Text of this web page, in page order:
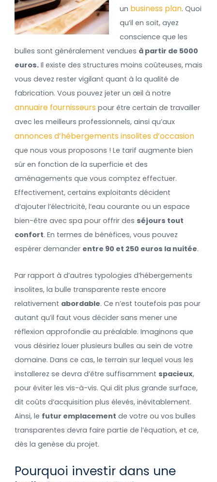
un business plan. Quoi
qu’il en soit, ayez
conscience que les
bulles sont généralement vendues à partir de 5000
euros. Il existe des structures moins coûteuses, mais
vous devez rester vigilant quant à la qualité de
fabrication. Vous pouvez jeter un œil à notre
annuaire fournisseurs pour être certain de travailler
avec les meilleurs professionnels, ainsi qu’aux
annonces d’hébergements insolites d’occasion
que nous vous proposons ! Le tarif augmente bien
sûr en fonction de la superficie et des
aménagements que vous comptez effectuer.
Effectivement, certains exploitants décident
d’ajouter l’électricité, l’eau courante ou un espace
bien-être avec spa pour offrir des séjours tout
confort. En termes de bénéfices, vous pouvez
espérer demander entre 90 et 250 euros la nuitée.
Par rapport à d’autres typologies d’hébergements
insolites, la bulle transparente reste encore
relativement abordable. Ce n’est toutefois pas pour
autant qu’il faut vous décider sans mener une
réflexion approfondie au préalable. Imaginons que
vous désiriez louer plusieurs bulles au sein de votre
domaine. Dans ce cas, le terrain sur lequel vous les
installerez se devra d’être suffisamment spacieux,
pour éviter les vis-à-vis. Qui dit plus grande surface,
dit coûts d’acquisition plus élevés, inévitablement.
Ainsi, le futur emplacement de votre ou vos bulles
transparentes devra faire partie de l’équation, et ce,
dès la genèse du projet.
Pourquoi investir dans une